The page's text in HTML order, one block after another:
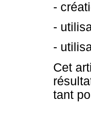
-
-
-
Cet
tant